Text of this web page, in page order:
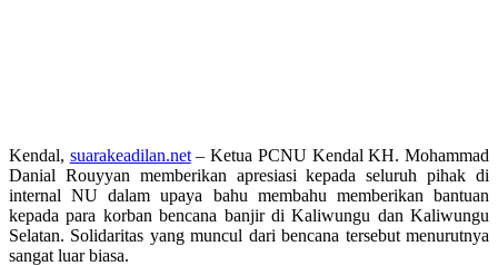
Kendal, suarakeadilan.net– Ketua PCNU Kendal KH. Mohammad
Danial Rouyyan memberikan apresiasi kepada seluruh pihak di
internal NU dalam upaya bahu membahu memberikan bantuan
kepada para korban bencana banjir di Kaliwungu dan Kaliwungu
Selatan. Solidaritas yang muncul dari bencana tersebut menurutnya
sangat luar biasa.